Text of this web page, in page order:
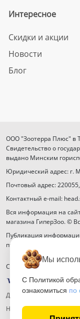
Интересное
Скидки и акции
Новости
Блог
ООО "Зоотерра Плюс" в
Свидетельство о
выдано Минским
Юридический адрес: г.
Почтовый адрес:
Контактный e-mail:
Вся информация на
магазина ГиперЗоо. ©
Публикация
правообладателя
Способы оплаты
Договор публичной
Настройка файлов
Мы
С Политикой
ознакомиться по